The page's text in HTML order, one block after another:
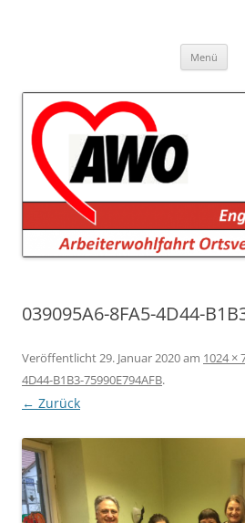
Menü
039095A6-8FA5-4D44-
Veröffentlicht29. Januar 2020am 1024 ×
4D44-B1B3-75990E794AFB.
← Zurück